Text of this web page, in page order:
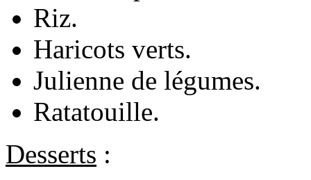
Riz.
Haricots verts.
Julienne de légumes.
Ratatouille.
Desserts :